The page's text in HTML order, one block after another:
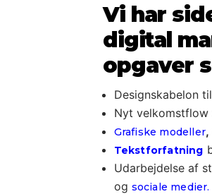
Vi har
digital
opgaver
Designskabelon
Nyt velkomstflow
Grafiske modeller,
Tekstforfatning
Udarbejdelse af
og sociale medier.